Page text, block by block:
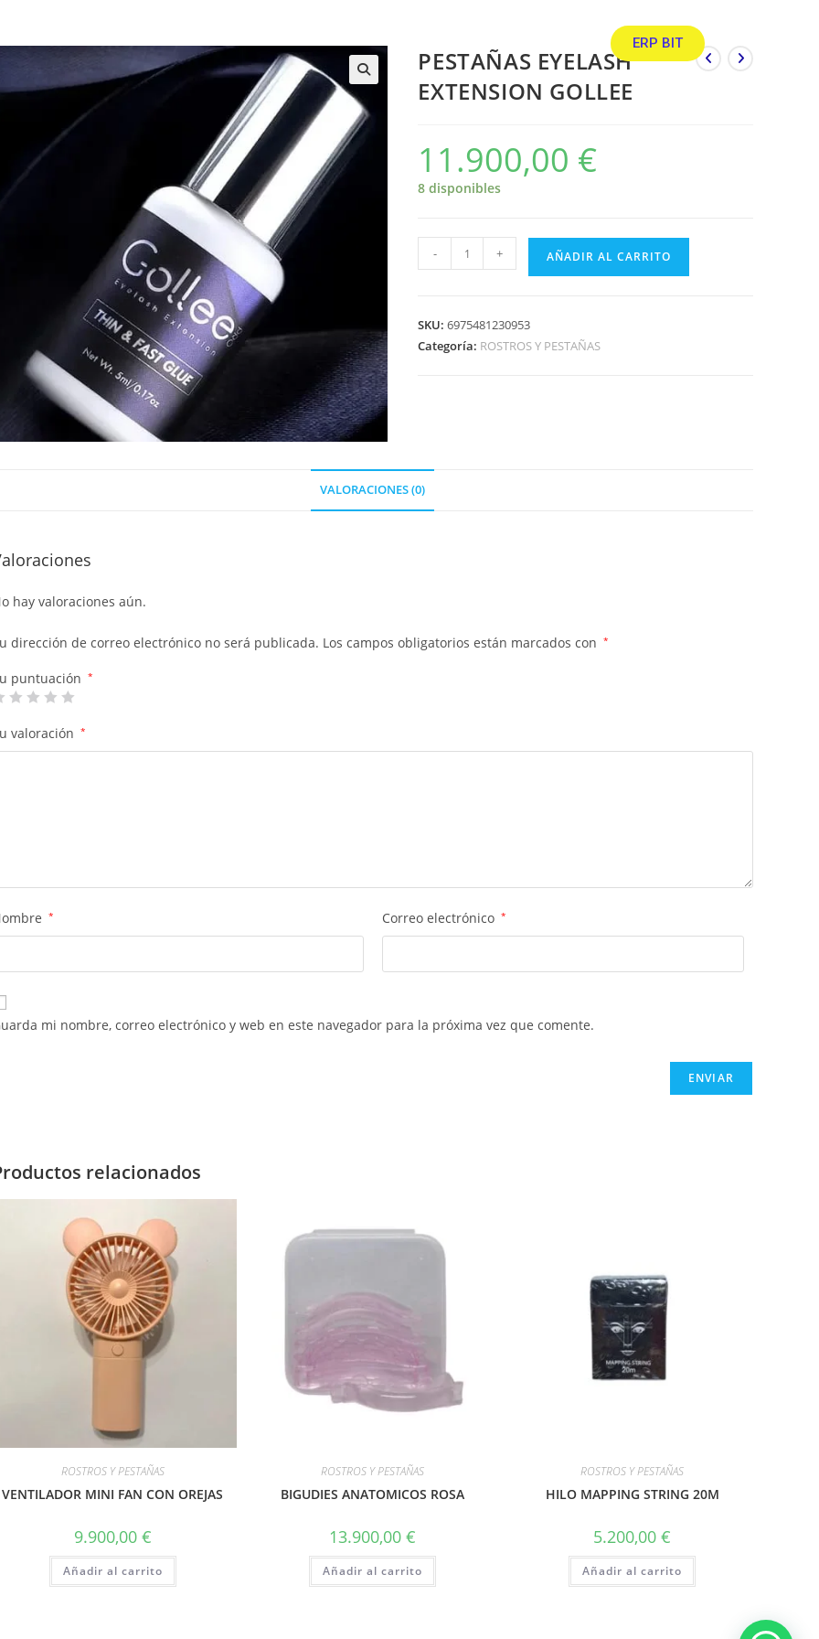
ERP BIT
PESTAÑAS EYELASH
EXTENSION GOLLEE
11.900,00 €
8 disponibles
- + AÑADIR AL CARRITO
SKU:6975481230953
Categoría: ROSTROS Y PESTAÑAS
VALORACIONES (0)
hay valoraciones aún.
dirección de correo electrónico no será publicada. Los campos obligatorios están marcados con *
puntuación *
valoración *
* Correo electrónico *
mi nombre, correo electrónico y web en este navegador para la próxima vez que comente.
relacionados
ROSTROS Y PESTAÑAS
VENTILADOR MINI FAN CON OREJAS
9.900,00 €
Añadir al carrito
ROSTROS Y PESTAÑAS
BIGUDIES ANATOMICOS ROSA
13.900,00 €
Añadir al carrito
ROSTROS Y PESTAÑAS
HILO MAPPING STRING 20M
5.200,00€
Añadir al carrito